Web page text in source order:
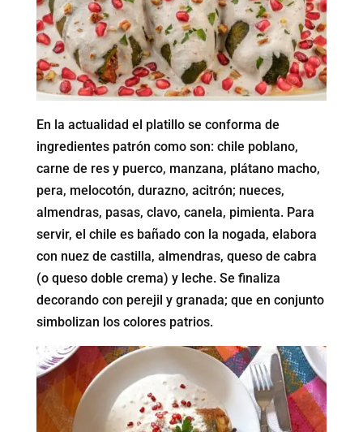
En la actualidad el platillo se conforma de
ingredientes patrón como son: chile poblano,
carne de res y puerco, manzana, plátano macho,
pera, melocotón, durazno, acitrón; nueces,
almendras, pasas, clavo, canela, pimienta. Para
servir, el chile es bañado con la nogada, elabora
con nuez de castilla, almendras, queso de cabra
(o queso doble crema) y leche. Se finaliza
decorando con perejil y granada; que en conjunto
simbolizan los colores patrios.